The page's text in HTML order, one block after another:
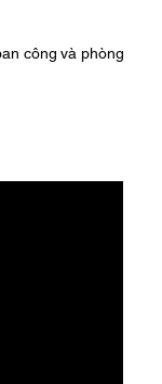
công và phòng